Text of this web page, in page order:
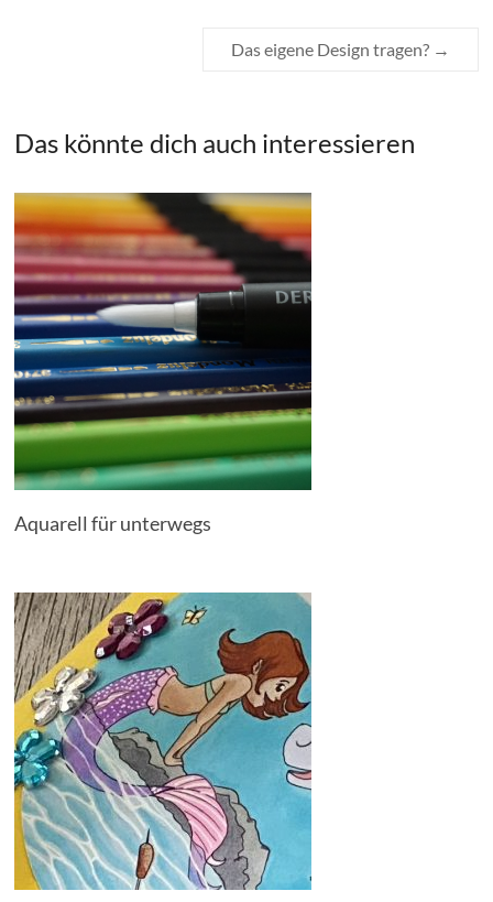
Das eigene Design tragen? →
Das könnte dich auch interessieren
Aquarell für unterwegs